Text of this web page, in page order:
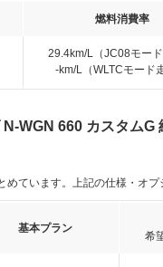
燃料消費率
29.4km/L（JC08モード
-km/L（WLTCモード
N-WGN 660 カスタ
ています。上記の仕様・オプ
基本プラン
希